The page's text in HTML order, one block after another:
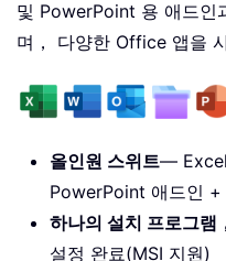
및 PowerPoint 용 애드
며， 다양한 Office 앱을
올인원 스위트—
PowerPoint 애드인
하나의 설치 프로그램
설정 완료(MSI 지원)